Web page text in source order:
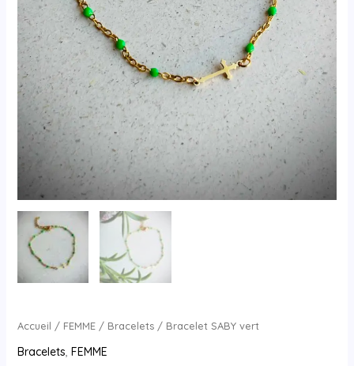
Accueil / FEMME/ Bracelets/ Bracelet SABY vert
Bracelets, FEMME